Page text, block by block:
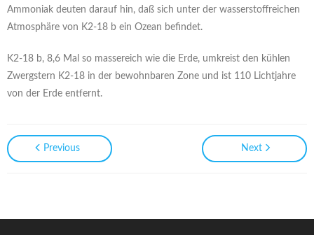
Ammoniak deuten darauf hin, daß sich unter der wasserstoffreichen
Atmosphäre von K2-18 b ein Ozean befindet.
K2-18 b, 8,6 Mal so massereich wie die Erde, umkreist den kühlen
Zwergstern K2-18 in der bewohnbaren Zone und ist 110 Lichtjahre
von der Erde entfernt.
Previous Next